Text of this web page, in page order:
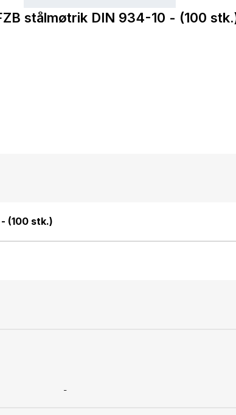
stålmøtrik DIN 934-10 - (100
(100 stk.)
-